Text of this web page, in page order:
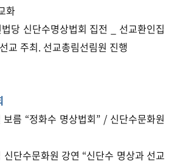
화
당 신단수명상법회 집전 _ 선교환인집
교 주최. 선교총림선림원 진행
름 “​정화수 명상법회” / 신단수문화원
단수문화원 강연 “신단수 명상과 선교